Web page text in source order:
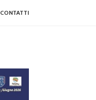
CONTATTI